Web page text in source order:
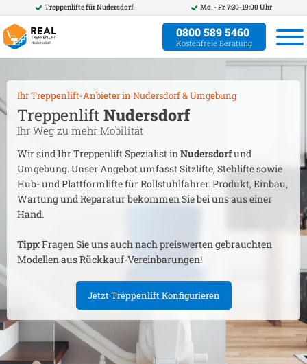
Treppenlifte fürNudersdorf Mo. - Fr. 7:30-19:00 Uhr
0800 589 5460
Kostenfreie Beratung
Ihr Treppenlift-Anbieter in Nudersdorf& Umgebung
Treppenlift Nudersdorf
Ihr Weg zu mehr Mobilität
Wir sind Ihr Treppenlift Spezialist inNudersdorfund
Umgebung. Unser Angebot umfasst Sitzlifte, Stehlifte sowie
Hub- und Plattformlifte für Rollstuhlfahrer. Produkt, Einbau,
Wartung und Reparatur bekommen Sie bei uns aus einer
Hand.
Tipp:Fragen Sie uns auch nach preiswerten gebrauchten
Modellen aus Rückkauf-Vereinbarungen!
Jetzt Treppenlift Konfigurieren